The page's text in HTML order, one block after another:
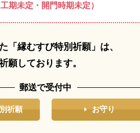
工期未定・開門時期未定）
「縁むすび特別祈願」は、
願しております。
郵送で受付中
祈願 お守り